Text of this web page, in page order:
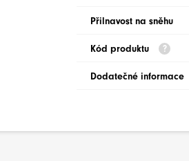
Přilnavost na sněhu
Kód produktu
Dodatečné informace